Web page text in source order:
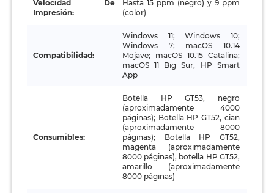
Velocidad De
Impresión:
Hasta 15 ppm (negro) y 9 ppm
(color)
Compatibilidad:
Windows 11; Windows 10;
Windows 7; macOS 10.14
Mojave; macOS 10.15 Catalina;
macOS 11 Big Sur, HP Smart
App
Consumibles:
Botella HP GT53, negro
(aproximadamente 4000
páginas); Botella HP GT52, cian
(aproximadamente 8000
páginas); Botella HP GT52,
magenta (aproximadamente
8000 páginas), botella HP GT52,
amarillo (aproximadamente
8000 páginas)